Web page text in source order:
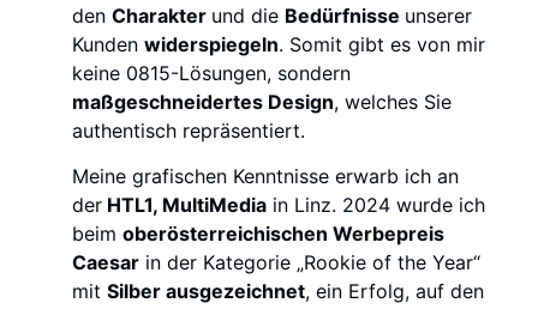
den Charakter und die Bedürfnisse unserer
Kunden widerspiegeln. Somit gibt es von mir
keine 0815-Lösungen, sondern
maßgeschneidertes Design, welches Sie
authentisch repräsentiert.
Meine grafischen Kenntnisse erwarb ich an
der HTL1, MultiMedia in Linz. 2024 wurde ich
beim oberösterreichischen Werbepreis
Caesar in der Kategorie „Rookie of the Year“
mit Silber ausgezeichnet, ein Erfolg, auf den